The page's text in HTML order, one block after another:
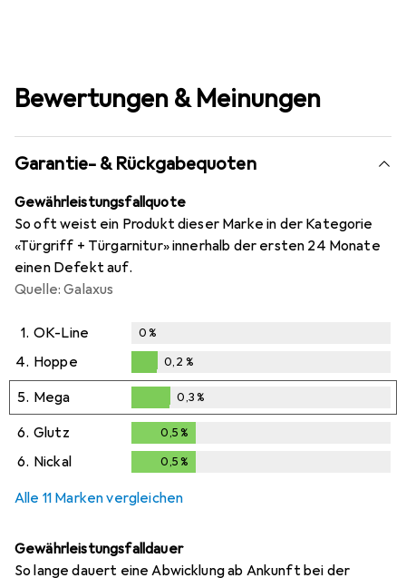
Bewertungen & Meinungen
Garantie- & Rückgabequoten
Gewährleistungsfallquote
So oft weist ein Produkt dieser Marke in der Kategorie
«Türgriff + Türgarnitur» innerhalb der ersten 24 Monate
einen Defekt auf.
Quelle: Galaxus
1. OK-Line 0%
4. Hoppe
0,2%
0,2 %
5. Mega
0,3%
0,3%
6. Glutz 0,5 %
6. Nickal 0,5 %
Alle 11 Marken vergleichen
Gewährleistungsfalldauer
So lange dauert eine Abwicklung ab Ankunft bei der